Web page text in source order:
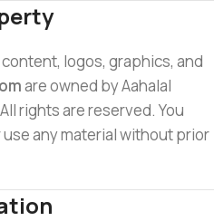
logos, graphics, and
are owned by Aahalal
rights are reserved. You
any material without prior